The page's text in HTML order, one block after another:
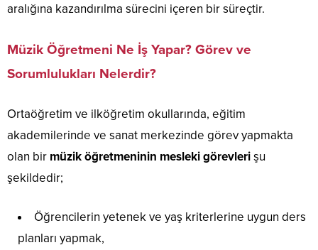
aralığına kazandırılma sürecini içeren bir süreçtir.
Müzik Öğretmeni Ne İş Yapar? Görev ve
Sorumlulukları Nelerdir?
Ortaöğretim ve ilköğretim okullarında, eğitim
akademilerinde ve sanat merkezinde görev yapmakta
olan bir müzik öğretmeninin mesleki görevlerişu
şekildedir;
Öğrencilerin yetenek ve yaş kriterlerine uygun ders
planları yapmak,